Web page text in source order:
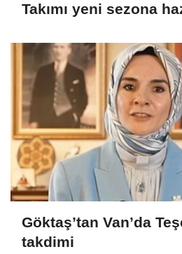
Takımı yeni sezona
Göktaş’tan Van’da
takdimi